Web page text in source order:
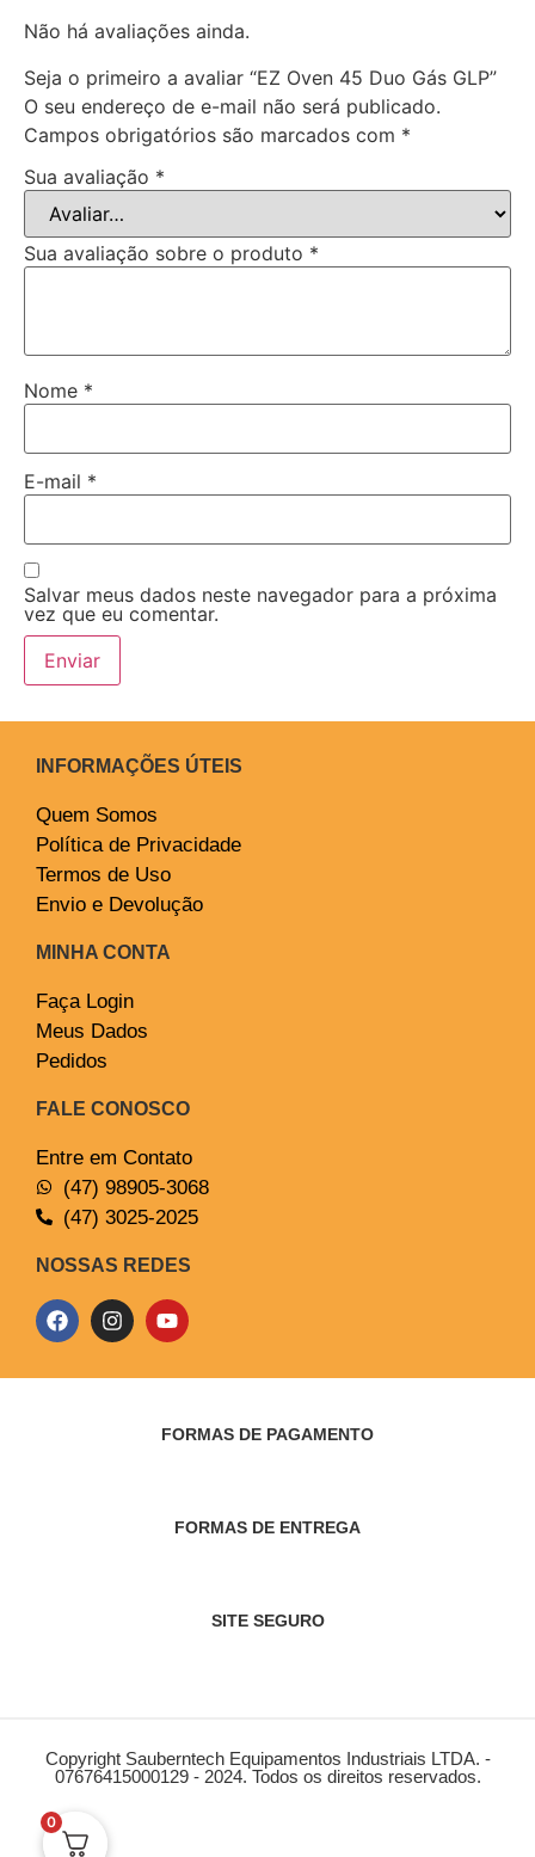
Não há avaliações ainda.
Seja o primeiro a avaliar “EZ Oven 45 Duo Gás GLP”
O seu endereço de e-mail não será publicado.
Campos obrigatórios são marcados com *
Sua avaliação *
Sua avaliação sobre o produto *
Nome *
E-mail *
Salvar meus dados neste navegador para a próxima
vez que eu comentar.
INFORMAÇÕES ÚTEIS
Quem Somos
Política de Privacidade
Termos de Uso
Envio e Devolução
MINHA CONTA
Faça Login
Meus Dados
Pedidos
FALE CONOSCO
Entre em Contato
(47) 98905-3068
(47) 3025-2025
NOSSAS REDES
FORMAS DE PAGAMENTO
FORMAS DE ENTREGA
SITE SEGURO
Copyright Sauberntech Equipamentos Industriais LTDA. -
07676415000129 - 2024. Todos os direitos reservados.
0